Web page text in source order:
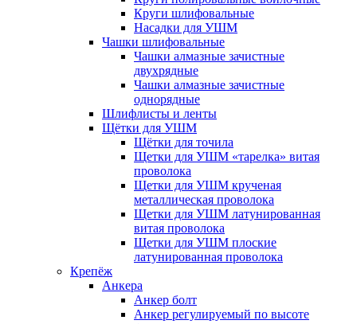
Круги шлифовальные
Насадки для УШМ
Чашки шлифовальные
Чашки алмазные зачистные
двухрядные
Чашки алмазные зачистные
однорядные
Шлифлисты и ленты
Щётки для УШМ
Щётки для точила
Щетки для УШМ «тарелка» витая
проволока
Щетки для УШМ крученая
металлическая проволока
Щетки для УШМ латунированная
витая проволока
Щетки для УШМ плоские
латунированная проволока
Крепёж
Анкера
Анкер болт
Анкер регулируемый по высоте